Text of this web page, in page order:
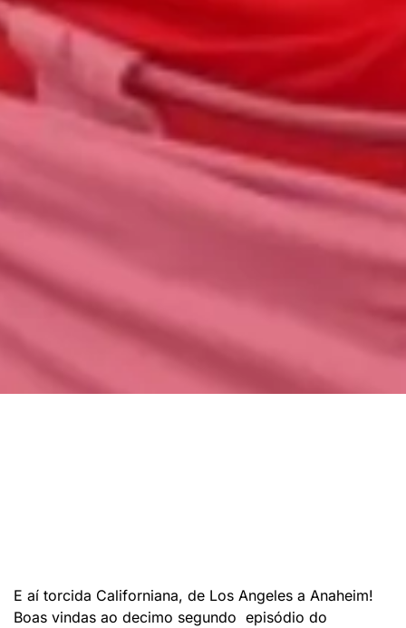
E aí torcida Californiana, de Los Angeles a Anaheim!
Boas vindas ao decimo segundo episódio do